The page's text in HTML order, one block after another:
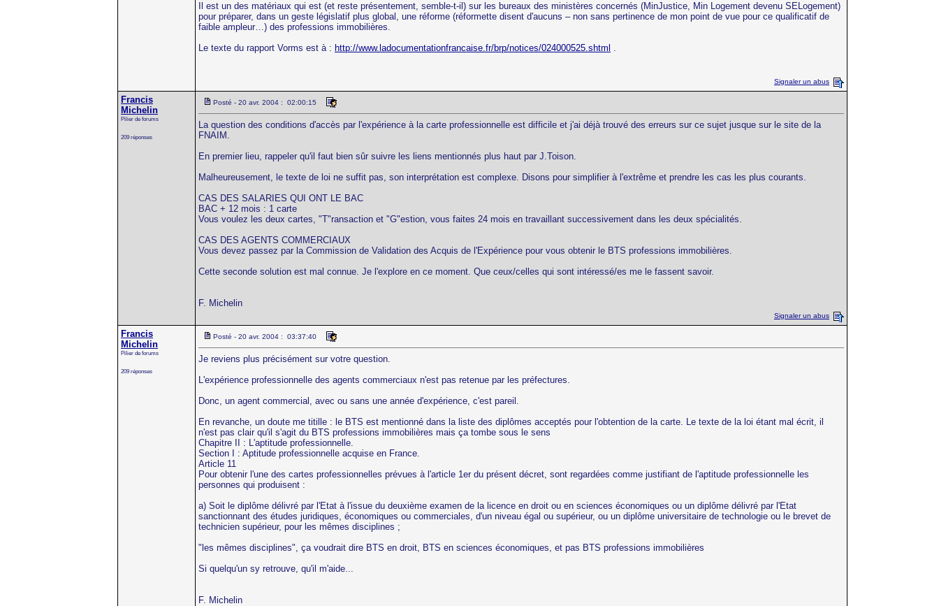
Il est un des matériaux qui est (et reste présentement, semble-t-il) sur les bureaux des ministères concernés (MinJustice, Min Logement devenu SELogement)
pour préparer, dans un geste législatif plus global, une réforme (réformette disent d'aucuns – non sans pertinence de mon point de vue pour ce qualificatif de
faible ampleur…) des professions immobilières.
Le texte du rapport Vorms est à : http://www.ladocumentationfrancaise.fr/brp/notices/024000525.shtml .
Signaler un abus
Francis
Michelin
Pilier de forums
209 réponses
Posté - 20 avr. 2004 : 02:00:15
La question des conditions d'accès par l'expérience à la carte professionnelle est difficile et j'ai déjà trouvé des erreurs sur ce sujet jusque sur le site de la
FNAIM.
En premier lieu, rappeler qu'il faut bien sûr suivre les liens mentionnés plus haut par J.Toison.
Malheureusement, le texte de loi ne suffit pas, son interprétation est complexe. Disons pour simplifier à l'extrême et prendre les cas les plus courants.
CAS DES SALARIES QUI ONT LE BAC
BAC + 12 mois : 1 carte
Vous voulez les deux cartes, "T"ransaction et "G"estion, vous faites 24 mois en travaillant successivement dans les deux spécialités.
CAS DES AGENTS COMMERCIAUX
Vous devez passez par la Commission de Validation des Acquis de l'Expérience pour vous obtenir le BTS professions immobilières.
Cette seconde solution est mal connue. Je l'explore en ce moment. Que ceux/celles qui sont intéressé/es me le fassent savoir.
F. Michelin
Signaler un abus
Francis
Michelin
Pilier de forums
209 réponses
Posté - 20 avr. 2004 : 03:37:40
Je reviens plus précisément sur votre question.
L'expérience professionnelle des agents commerciaux n'est pas retenue par les préfectures.
Donc, un agent commercial, avec ou sans une année d'expérience, c'est pareil.
En revanche, un doute me titille : le BTS est mentionné dans la liste des diplômes acceptés pour l'obtention de la carte. Le texte de la loi étant mal écrit, il
n'est pas clair qu'il s'agit du BTS professions immobilières mais ça tombe sous le sens
Chapitre II : L'aptitude professionnelle.
Section I : Aptitude professionnelle acquise en France.
Article 11
Pour obtenir l'une des cartes professionnelles prévues à l'article 1er du présent décret, sont regardées comme justifiant de l'aptitude professionnelle les
personnes qui produisent :
a) Soit le diplôme délivré par l'Etat à l'issue du deuxième examen de la licence en droit ou en sciences économiques ou un diplôme délivré par l'Etat
sanctionnant des études juridiques, économiques ou commerciales, d'un niveau égal ou supérieur, ou un diplôme universitaire de technologie ou le brevet de
technicien supérieur, pour les mêmes disciplines ;
"les mêmes disciplines", ça voudrait dire BTS en droit, BTS en sciences économiques, et pas BTS professions immobilières
Si quelqu'un sy retrouve, qu'il m'aide...
F. Michelin